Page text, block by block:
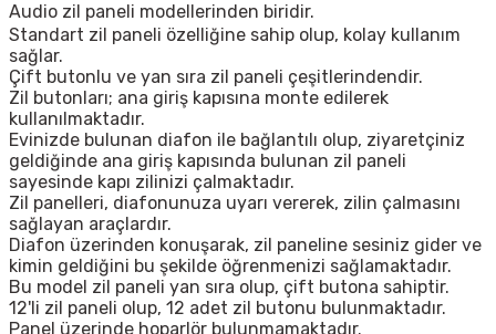
Audio zil paneli modellerinden biridir.
Standart zil paneli özelliğine sahip olup, kolay kullanım
sağlar.
Çift butonlu ve yan sıra zil paneli çeşitlerindendir.
Zil butonları; ana giriş kapısına monte edilerek
kullanılmaktadır.
Evinizde bulunan diafon ile bağlantılı olup, ziyaretçiniz
geldiğinde ana giriş kapısında bulunan zil paneli
sayesinde kapı zilinizi çalmaktadır.
Zil panelleri, diafonunuza uyarı vererek, zilin çalmasını
sağlayan araçlardır.
Diafon üzerinden konuşarak, zil paneline sesiniz gider ve
kimin geldiğini bu şekilde öğrenmenizi sağlamaktadır.
Bu model zil paneli yan sıra olup, çift butona sahiptir.
12'li zil paneli olup, 12 adet zil butonu bulunmaktadır.
Panel üzerinde hoparlör bulunmamaktadır.